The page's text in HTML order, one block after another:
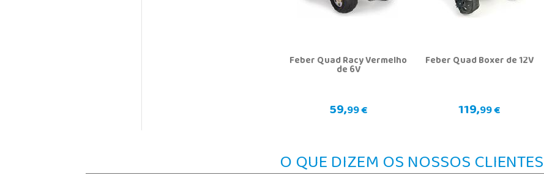
Feber Quad Racy Vermelho
de 6V
59,99 €
Feber Quad Boxer de 12V
119,99 €
O QUE DIZEM OS NOSSOS CLIENTES